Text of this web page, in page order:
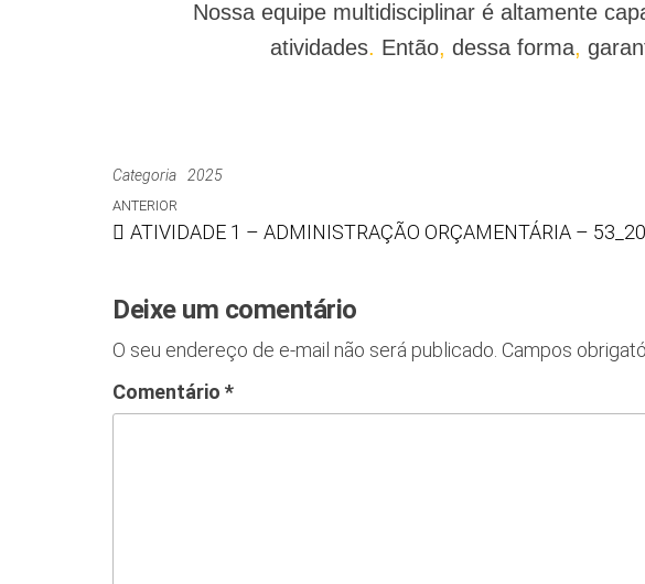
Nossa equipe multidisciplinar é altamente
atividades. Então, dessa forma,
Categoria 2025
ANTERIOR
ATIVIDADE 1 – ADMINISTRAÇÃO ORÇAMENTÁRIA –
Deixe um comentário
O seu endereço de e-mail não será publicado. Campos
Comentário *